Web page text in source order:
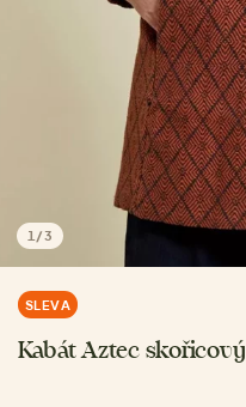
1 /3
SLEVA
Kabát Aztec skořicový